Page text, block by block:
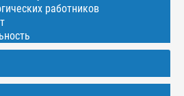
работников